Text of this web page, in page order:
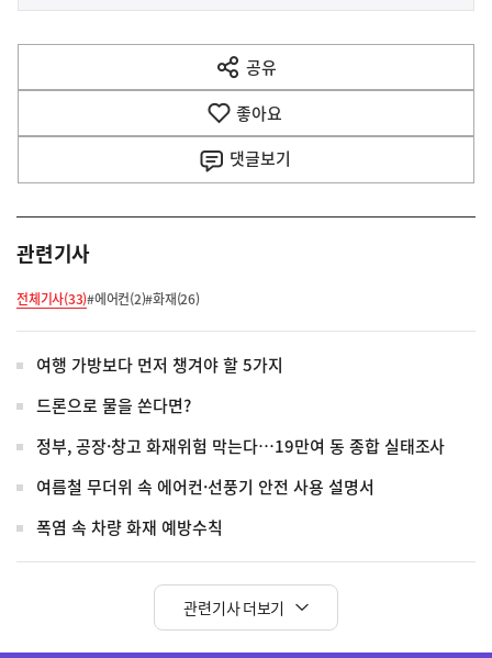
전
다
음
사
공유
열
기
좋아요
댓글보기
관련기사
전체기사(33)#에어컨(2)#화재(26)
여행 가방보다 먼저 챙겨야 할 5가지
드론으로 물을 쏜다면?
정부, 공장·창고 화재위험 막는다…19만여 동 종합 실태조사
여름철 무더위 속 에어컨·선풍기 안전 사용 설명서
폭염 속 차량 화재 예방수칙
관련기사 더보기